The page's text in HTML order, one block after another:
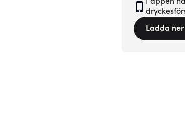
I appen
Ladda